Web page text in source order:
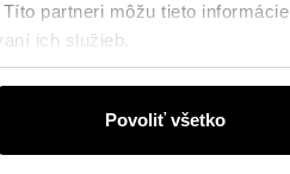
partneri môžu tieto informácie
ich služieb.
Povoliť všetko